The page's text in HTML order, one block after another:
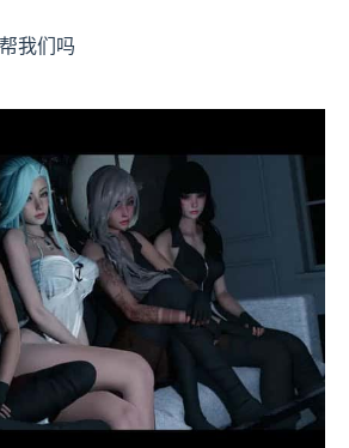
我们吗